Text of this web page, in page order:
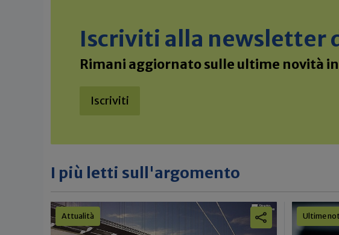
Iscriviti alla newsletter
Rimani aggiornato sulle ultime novità
Iscriviti
I più letti sull'argomento
Attualità Ultime